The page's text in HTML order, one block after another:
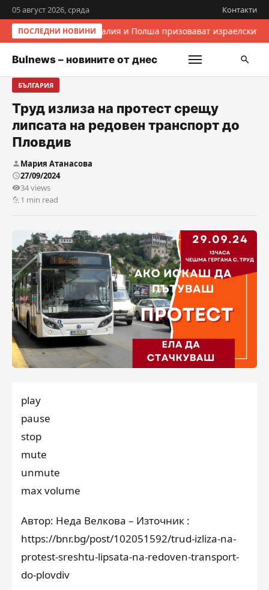
05 август 2026, сряда Контакти
ПОСЛЕДНИ НОВИНИИталия и Полша призовават
Bulnews – новините от днес
БЪЛГАРИЯ
Труд излиза на протест срещу
липсата на редовен транспорт до
Пловдив
Мария Атанасова
27/09/2024
34 views
1 min read
play
pause
stop
mute
unmute
max volume
Автор: Неда Велкова – Източник :
https://bnr.bg/post/102051592/trud-izliza-na-
protest-sreshtu-lipsata-na-redoven-transport-
do-plovdiv